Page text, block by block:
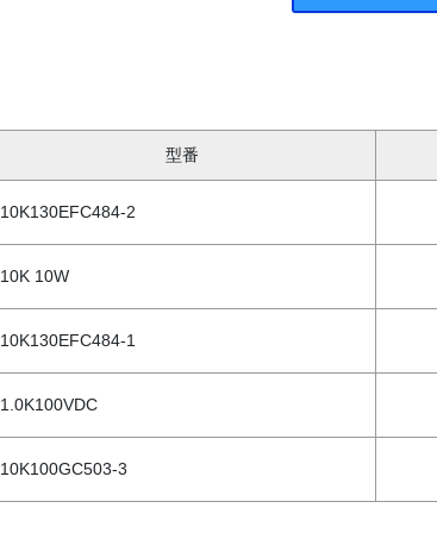
型番
10K130EFC484-2
10K 10W
10K130EFC484-1
1.0K100VDC
10K100GC503-3